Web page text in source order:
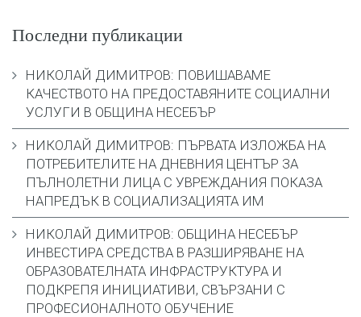
Последни публикации
НИКОЛАЙ ДИМИТРОВ: ПОВИШАВАМЕ
КАЧЕСТВОТО НА ПРЕДОСТАВЯНИТЕ СОЦИАЛНИ
УСЛУГИ В ОБЩИНА НЕСЕБЪР
НИКОЛАЙ ДИМИТРОВ: ПЪРВАТА ИЗЛОЖБА НА
ПОТРЕБИТЕЛИТЕ НА ДНЕВНИЯ ЦЕНТЪР ЗА
ПЪЛНОЛЕТНИ ЛИЦА С УВРЕЖДАНИЯ ПОКАЗА
НАПРЕДЪК В СОЦИАЛИЗАЦИЯТА ИМ
НИКОЛАЙ ДИМИТРОВ: ОБЩИНА НЕСЕБЪР
ИНВЕСТИРА СРЕДСТВА В РАЗШИРЯВАНЕ НА
ОБРАЗОВАТЕЛНАТА ИНФРАСТРУКТУРА И
ПОДКРЕПЯ ИНИЦИАТИВИ, СВЪРЗАНИ С
ПРОФЕСИОНАЛНОТО ОБУЧЕНИЕ